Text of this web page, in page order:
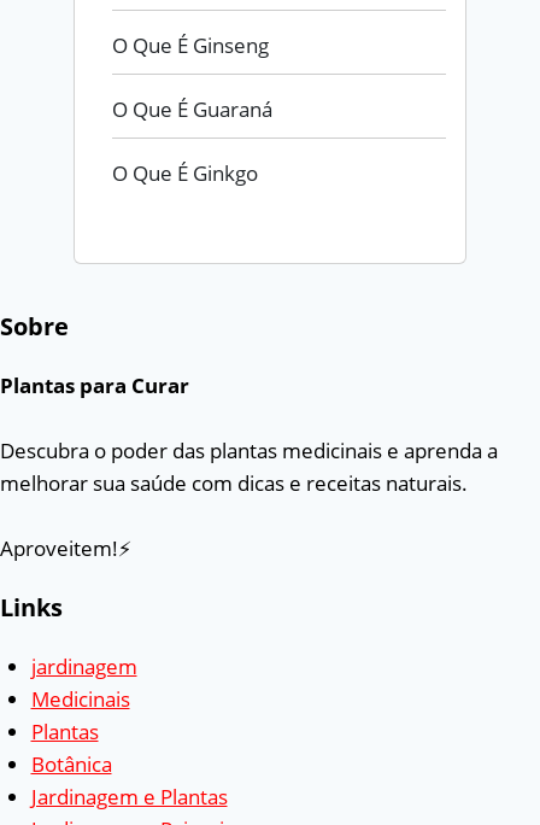
O Que É Ginseng
O Que É Guaraná
O Que É Ginkgo
Sobre
Plantas para Curar
Descubra o poder das plantas medicinais e aprenda a
melhorar sua saúde com dicas e receitas naturais.
Aproveitem!⚡
Links
jardinagem
Medicinais
Plantas
Botânica
Jardinagem e Plantas